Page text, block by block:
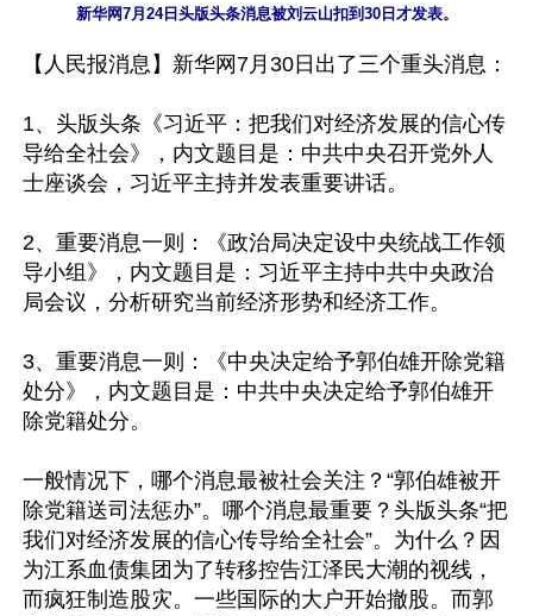
新华网7月24日头版头条消息被刘云山扣到30日才发表。
【人民报消息】新华网7月30日出了三个重头消息：
1、头版头条《习近平：把我们对经济发展的信心传
导给全社会》，内文题目是：中共中央召开党外人
士座谈会，习近平主持并发表重要讲话。
2、重要消息一则：《政治局决定设中央统战工作领
导小组》，内文题目是：习近平主持中共中央政治
局会议，分析研究当前经济形势和经济工作。
3、重要消息一则：《中央决定给予郭伯雄开除党籍
处分》，内文题目是：中共中央决定给予郭伯雄开
除党籍处分。
一般情况下，哪个消息最被社会关注？“郭伯雄被开
除党籍送司法惩办”。哪个消息最重要？头版头条“把
我们对经济发展的信心传导给全社会”。为什么？因
为江系血债集团为了转移控告江泽民大潮的视线，
而疯狂制造股灾。一些国际的大户开始撤股。而郭